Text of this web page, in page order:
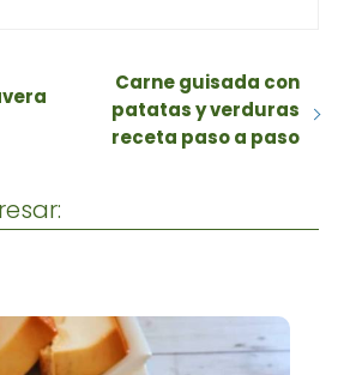
Carne guisada con
patatas y verduras
receta paso a paso